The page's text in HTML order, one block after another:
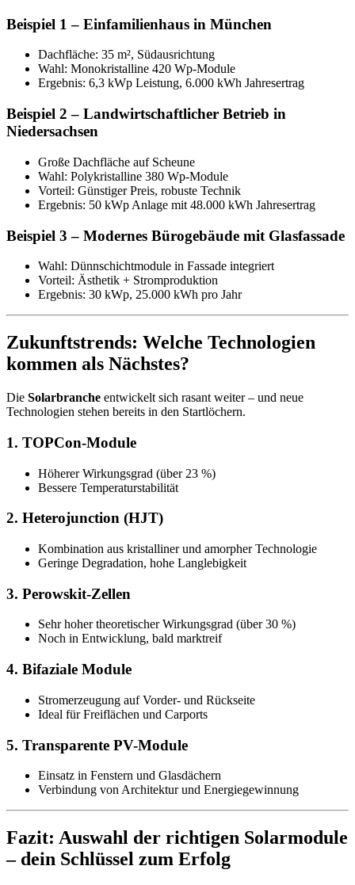
Beispiel 1 – Einfamilienhaus in München
Dachfläche: 35 m², Südausrichtung
Wahl: Monokristalline 420 Wp-Module
Ergebnis: 6,3 kWp Leistung, 6.000 kWh Jahresertrag
Beispiel 2 – Landwirtschaftlicher Betrieb in
Niedersachsen
Große Dachfläche auf Scheune
Wahl: Polykristalline 380 Wp-Module
Vorteil: Günstiger Preis, robuste Technik
Ergebnis: 50 kWp Anlage mit 48.000 kWh Jahresertrag
Beispiel 3 – Modernes Bürogebäude mit Glasfassade
Wahl: Dünnschichtmodule in Fassade integriert
Vorteil: Ästhetik + Stromproduktion
Ergebnis: 30 kWp, 25.000 kWh pro Jahr
Zukunftstrends: Welche Technologien
kommen als Nächstes?
Die Solarbranche entwickelt sich rasant weiter – und neue
Technologien stehen bereits in den Startlöchern.
1. TOPCon-Module
Höherer Wirkungsgrad (über 23 %)
Bessere Temperaturstabilität
2. Heterojunction (HJT)
Kombination aus kristalliner und amorpher Technologie
Geringe Degradation, hohe Langlebigkeit
3. Perowskit-Zellen
Sehr hoher theoretischer Wirkungsgrad (über 30 %)
Noch in Entwicklung, bald marktreif
4. Bifaziale Module
Stromerzeugung auf Vorder- und Rückseite
Ideal für Freiflächen und Carports
5. Transparente PV-Module
Einsatz in Fenstern und Glasdächern
Verbindung von Architektur und Energiegewinnung
Fazit: Auswahl der richtigen Solarmodule
– dein Schlüssel zum Erfolg